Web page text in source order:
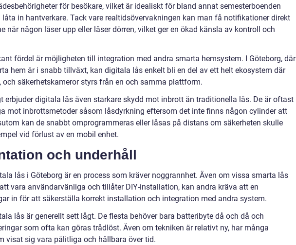
för besökare, vilket är idealiskt för bland annat semesterboenden
låta in hantverkare. Tack vare realtidsövervakningen kan man få notifikationer direkt
när någon låser upp eller låser dörren, vilket ger en ökad känsla av kontroll och
fördel är möjligheten till integration med andra smarta hemsystem. I Göteborg, där
hem är i snabb tillväxt, kan digitala lås enkelt bli en del av ett helt ekosystem där
och säkerhetskameror styrs från en och samma plattform.
erbjuder digitala lås även starkare skydd mot inbrott än traditionella lås. De är oftast
mot inbrottsmetoder såsom låsdyrkning eftersom det inte finns någon cylinder att
kan de snabbt omprogrammeras eller låsas på distans om säkerheten skulle
vid förlust av en mobil enhet.
och underhåll
lås i Göteborg är en process som kräver noggrannhet. Även om vissa smarta lås
vara användarvänliga och tillåter DIY-installation, kan andra kräva att en
in för att säkerställa korrekt installation och integration med andra system.
lås är generellt sett lågt. De flesta behöver bara batteribyte då och då och
som ofta kan göras trådlöst. Även om tekniken är relativt ny, har många
visat sig vara pålitliga och hållbara över tid.